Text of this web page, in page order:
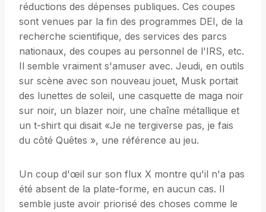
réductions des dépenses publiques. Ces coupes
sont venues par la fin des programmes DEI, de la
recherche scientifique, des services des parcs
nationaux, des coupes au personnel de l'IRS, etc.
Il semble vraiment s'amuser avec. Jeudi, en outils
sur scène avec son nouveau jouet, Musk portait
des lunettes de soleil, une casquette de maga noir
sur noir, un blazer noir, une chaîne métallique et
un t-shirt qui disait «Je ne tergiverse pas, je fais
du côté Quêtes », une référence au jeu.
Un coup d'œil sur son flux X montre qu'il n'a pas
été absent de la plate-forme, en aucun cas. Il
semble juste avoir priorisé des choses comme le